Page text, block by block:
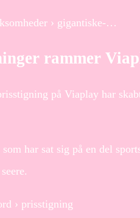
› gigantiske-…
rammer
på Viaplay har
har sat sig på en del
› prisstigning